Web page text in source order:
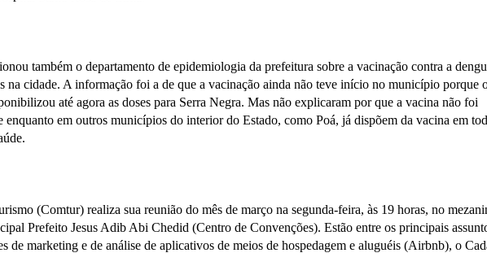
também o departamento de epidemiologia da prefeitura sobre a vacinação contra a
na cidade. A informação foi a de que a vacinação ainda não teve início no município porque
até agora as doses para Serra Negra. Mas não explicaram por que a vacina não foi
enquanto em outros municípios do interior do Estado, como Poá, já dispõem da vacina em
(Comtur) realiza sua reunião do mês de março na segunda-feira, às 19 horas, no
Prefeito Jesus Adib Abi Chedid (Centro de Convenções). Estão entre os principais
de marketing e de análise de aplicativos de meios de hospedagem e aluguéis (Airbnb), o